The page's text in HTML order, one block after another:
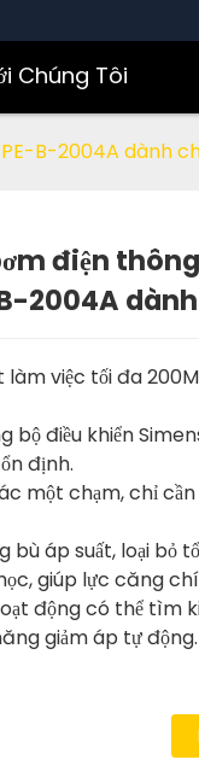
Chúng Tôi
B-2004A dành
Loading...
Loading...
điện
2004A
làm việc tối đa
bộ điều khiển
định.
một chạm, chỉ
bù áp suất, loại bỏ
giúp lực căng
động có thể tìm
giảm áp tự động.